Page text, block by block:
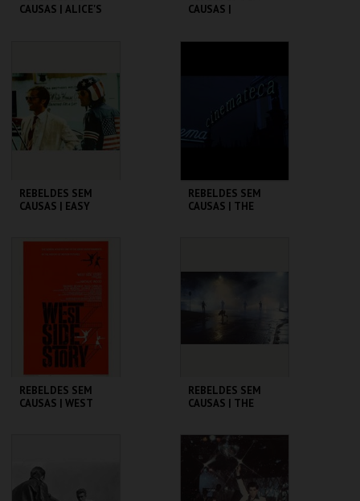
CAUSAS | ALICE'S
MAIS INFO
COMPRAR
CAUSAS |
MAIS INFO
REBELDES SEM
CAUSAS | EASY
CINEMATECA
COMPRAR
REBELDES SEM
CAUSAS | THE
REBELDES SEM
CAUSAS | WEST
MAIS INFO
REBELDES SEM
CAUSAS | THE
CINEMATECA
MAIS INFO